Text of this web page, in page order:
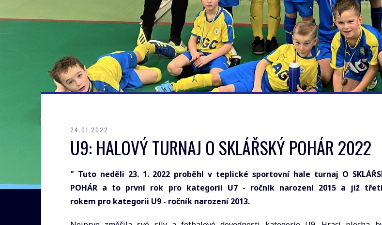
24.01.2022
U9: HALOVÝ TURNAJ O SKLÁŘSKÝ POHÁR 2022
" Tuto neděli 23. 1. 2022 proběhl v teplické sportovní hale turnaj O
POHÁR a to první rok pro kategorii U7 - ročník narození 2015 a již
rokem pro kategorii U9 - ročník narození 2013.